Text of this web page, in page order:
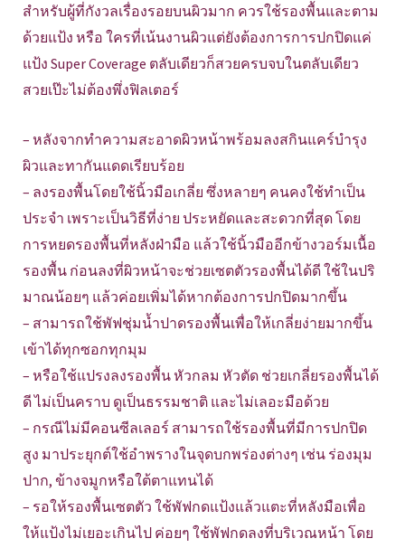
สำหรับผู้ที่กังวลเรื่องรอยบนผิวมาก ควรใช้รองพื้นและตาม
ด้วยแป้ง หรือ ใครที่เน้นงานผิวแต่ยังต้องการการปกปิดแค่
แป้ง Super Coverage ตลับเดียวก็สวยครบจบในตลับเดียว
สวยเป๊ะไม่ต้องพึ่งฟิลเตอร์
– หลังจากทำความสะอาดผิวหน้าพร้อมลงสกินแคร์บำรุง
ผิวและทากันแดดเรียบร้อย
– ลงรองพื้นโดยใช้นิ้วมือเกลี่ย ซึ่งหลายๆ คนคงใช้ทำเป็น
ประจำ เพราะเป็นวิธีที่ง่าย ประหยัดและสะดวกที่สุด โดย
การหยดรองพื้นที่หลังฝ่ามือ แล้วใช้นิ้วมืออีกข้างวอร์มเนื้อ
รองพื้น ก่อนลงที่ผิวหน้าจะช่วยเซตตัวรองพื้นได้ดี ใช้ในปริ
มาณน้อยๆ แล้วค่อยเพิ่มได้หากต้องการปกปิดมากขึ้น
– สามารถใช้พัฟชุ่มน้ำปาดรองพื้นเพื่อให้เกลี่ยง่ายมากขึ้น
เข้าได้ทุกซอกทุกมุม
– หรือใช้แปรงลงรองพื้น หัวกลม หัวตัด ช่วยเกลี่ยรองพื้นได้
ดี ไม่เป็นคราบ ดูเป็นธรรมชาติ และไม่เลอะมือด้วย
– กรณีไม่มีคอนซีลเลอร์ สามารถใช้รองพื้นที่มีการปกปิด
สูง มาประยุกต์ใช้อำพรางในจุดบกพร่องต่างๆ เช่น ร่องมุม
ปาก, ข้างจมูกหรือใต้ตาแทนได้
– รอให้รองพื้นเซตตัว ใช้พัฟกดแป้งแล้วแตะที่หลังมือเพื่อ
ให้แป้งไม่เยอะเกินไป ค่อยๆ ใช้พัฟกดลงที่บริเวณหน้า โดย